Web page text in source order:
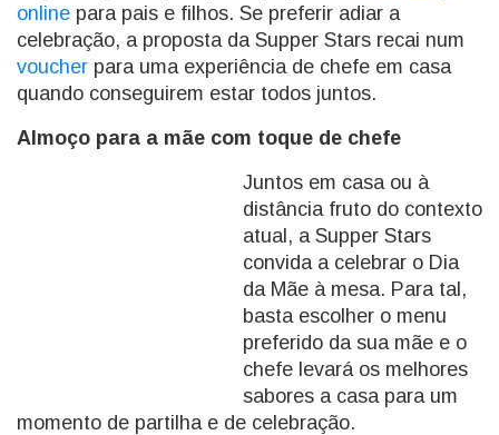
online para pais e filhos. Se preferir adiar a
celebração, a proposta da Supper Stars recai num
voucher para uma experiência de chefe em casa
quando conseguirem estar todos juntos.
Almoço para a mãe com toque de chefe
Juntos em casa ou à
distância fruto do contexto
atual, a Supper Stars
convida a celebrar o Dia
da Mãe à mesa. Para tal,
basta escolher o menu
preferido da sua mãe e o
chefe levará os melhores
sabores a casa para um
momento de partilha e de celebração.